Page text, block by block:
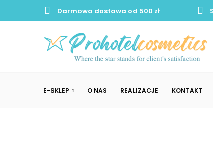
Darmowa dostawa od 500 zł
E-SKLEP O NAS REALIZACJE KONTAKT